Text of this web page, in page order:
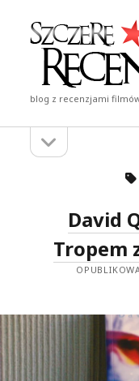
Szczere
Recenzje
blog z recenzjami
Pasekpasek
David
Tropem